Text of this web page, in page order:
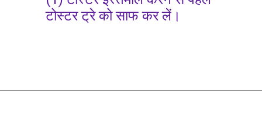
टोस्टर ट्रे को साफ कर लें।